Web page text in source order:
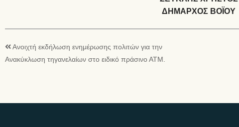
ΔΗΜΑΡΧΟΣ ΒΟΪΟΥ
Ανοιχτή εκδήλωση ενημέρωσης πολιτών για την
Ανακύκλωση τηγανελαίων στο ειδικό πράσινο ΑΤΜ.